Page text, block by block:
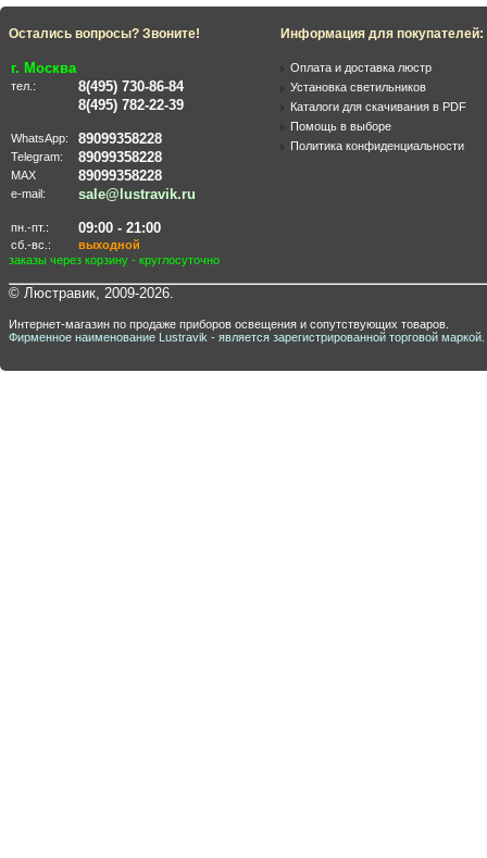
Остались вопросы? Звоните!
г. Москва
тел.:
8(495) 730-86-84
8(495) 782-22-39
WhatsApp: 89099358228
Telegram: 89099358228
MAX 89099358228
e-mail: sale@lustravik.ru
пн.-пт.: 09:00 - 21:00
сб.-вс.:
выходной
заказы через корзину - круглосуточно
Информация для покупателей:
Оплата и доставка люстр
Установка светильников
Каталоги для скачивания в PDF
Помощь в выборе
Политика конфиденциальности
© Люстравик, 2009-2026.
Интернет-магазин по продаже приборов освещения и сопутствующих товаров.
Фирменное наименование Lustravik - является зарегистрированной торговой